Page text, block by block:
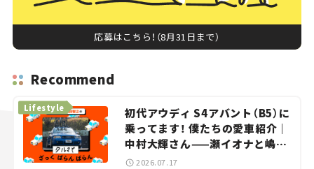
応募はこちら！（8月31日まで）
Recommend
初代アウディ S4アバント（B5）に
乗ってます！ 僕たちの愛車紹介｜
中村大輝さん——瀬イオナと嶋田
智之の「クルマでざっくばらんば
Lifestyle
2026.07.17